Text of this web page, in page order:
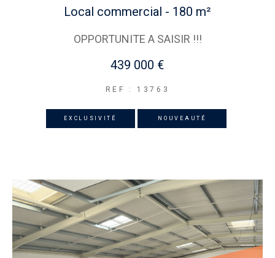
Local commercial - 180 m²
OPPORTUNITE A SAISIR !!!
439 000 €
REF : 13763
EXCLUSIVITÉ NOUVEAUTÉ